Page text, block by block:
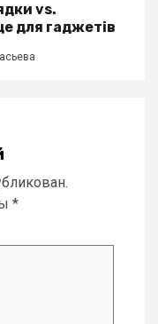
vs.
для гаджетів
*